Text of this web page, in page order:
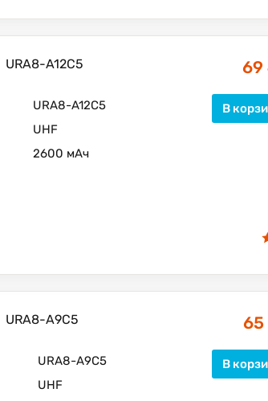
URA8-A12C5
URA8-A12C5
UHF
2600 мАч
69
В
URA8-A9C5
URA8-A9C5
UHF
В